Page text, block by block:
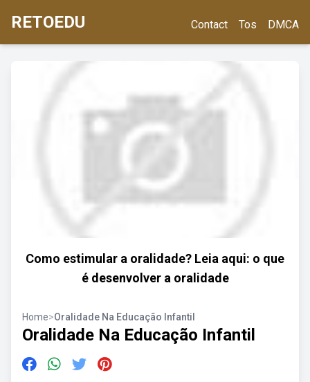
RETOEDU Contact Tos DMCA
Como estimular a oralidade? Leia aqui: o que
é desenvolver a oralidade
Home>Oralidade Na Educação Infantil
Oralidade Na Educação Infantil